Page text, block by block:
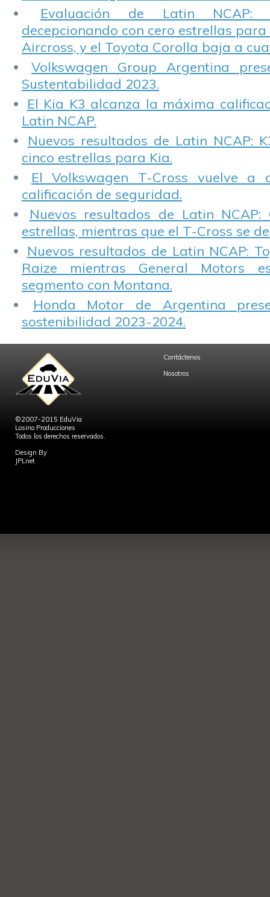
Evaluación de Latin NCAP:
decepcionando con cero estrellas para
Aircross, y el Toyota Corolla baja a
Volkswagen Group Argentina
Sustentabilidad 2023.
El Kia K3 alcanza la máxima
Latin NCAP.
Nuevos resultados de Latin NCAP:
cinco estrellas para Kia.
El Volkswagen T-Cross vuelve a
calificación de seguridad.
Nuevos resultados de Latin NCAP:
estrellas, mientras que el T-Cross se
Nuevos resultados de Latin NCAP:
Raize mientras General Motors
segmento con Montana.
Honda Motor de Argentina
sostenibilidad 2023-2024.
©2007-2015 EduVia
Losino Producciones
Todos los derechos reservados.
Design By
JPLnet
Contáctenos
Nosotros